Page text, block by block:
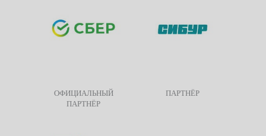
ОФИЦИАЛЬНЫЙ
ПАРТНЁР
ПАРТНЁР